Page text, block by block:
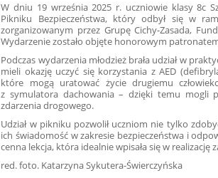
W dniu 19 września 2025 r. uczniowie klasy 8c
Pikniku Bezpieczeństwa, który odbył się w
zorganizowanym przez Grupę Cichy-Zasada,
Wydarzenie zostało objęte honorowym
Podczas wydarzenia młodzież brała udział w
mieli okazję uczyć się korzystania z AED
które mogą uratować życie drugiemu
z symulatora dachowania – dzięki temu mogli
zdarzenia drogowego.
Udział w pikniku pozwolił uczniom nie tylko
ich świadomość w zakresie bezpieczeństwa i
cenna lekcja, która idealnie wpisała się w realizację
red. foto. Katarzyna Sykutera-Świerczyńska